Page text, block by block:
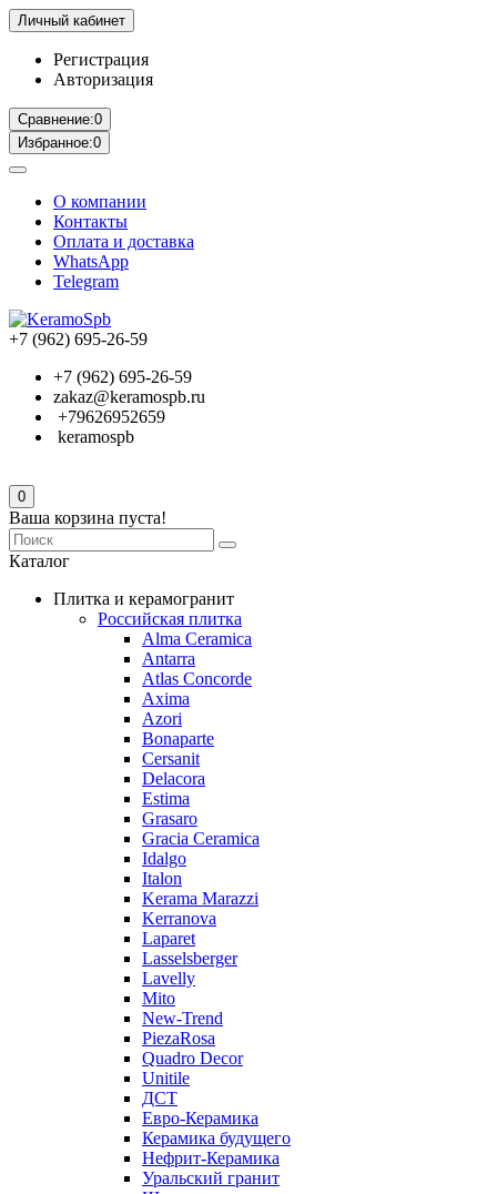
Личный кабинет
Регистрация
Авторизация
Сравнение:0
Избранное:0
О компании
Контакты
Оплата и доставка
WhatsApp
Telegram
+7 (962) 695-26-59
+7 (962) 695-26-59
zakaz@keramospb.ru
+79626952659
keramospb
0
Ваша корзина пуста!
Каталог
Плитка и керамогранит
Российская плитка
Alma Ceramica
Antarra
Atlas Concorde
Axima
Azori
Bonaparte
Cersanit
Delacora
Estima
Grasaro
Graсia Ceramica
Idalgo
Italon
Kerama Marazzi
Kerranova
Laparet
Lasselsberger
Lavelly
Mito
New-Trend
PiezaRosa
Quadro Decor
Unitile
ДСТ
Евро-Керамика
Керамика будущего
Нефрит-Керамика
Уральский гранит